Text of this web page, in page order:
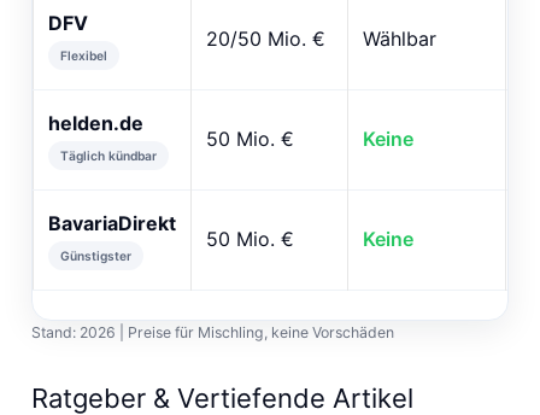
DFV
Flexibel
20/50 Mio. € Wählbar
helden.de
Täglich kündbar
50 Mio. € Keine
BavariaDirekt
Günstigster
50 Mio. € Keine
Stand: 2026 | Preise für Mischling, keine Vorschäden
Ratgeber & Vertiefende Artikel